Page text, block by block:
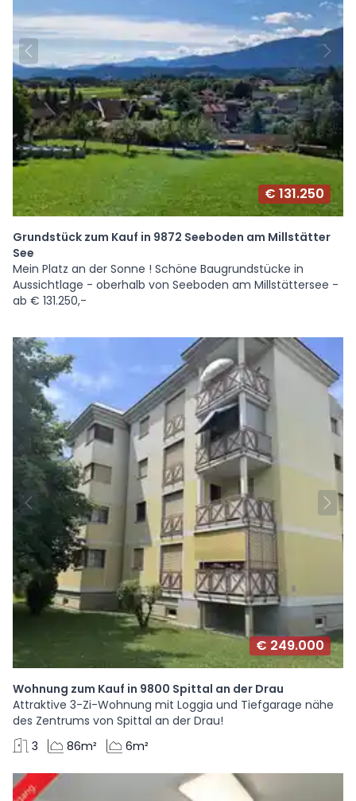
€ 131.250
Grundstück zum Kauf in 9872 Seeboden am Millstätter
See
Mein Platz an der Sonne ! Schöne Baugrundstücke in
Aussichtlage - oberhalb von Seeboden am Millstättersee -
ab € 131.250,-
€ 249.000
Wohnung zum Kauf in 9800 Spittal an der Drau
Attraktive 3-Zi-Wohnung mit Loggia und Tiefgarage nähe
des Zentrums von Spittal an der Drau!
3
86m² 6m²